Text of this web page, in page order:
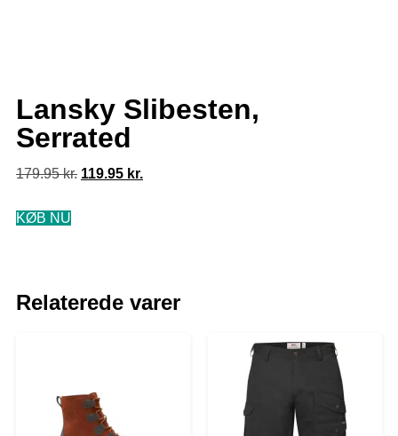
Lansky Slibesten,
Serrated
179.95kr. 119.95 kr.
KØB NU
Relaterede varer